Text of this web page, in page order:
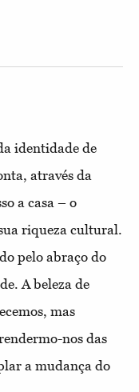
identidade de
através da
a casa – o
riqueza cultural.
pelo abraço do
A beleza de
mas
nos das
a mudança do